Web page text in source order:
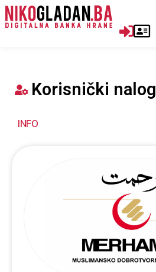
Korisnički nalog
INFO